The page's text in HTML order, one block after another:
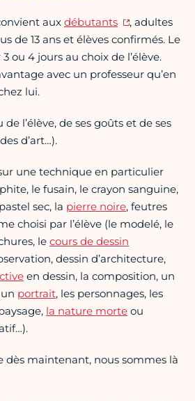
aux débutants
, adultes
de 13 ans et élèves confirmés. Le
ou 4 jours au choix de l’élève.
avec un professeur qu’en
lui.
de l’élève, de ses goûts et de ses
d’art…).
une technique en particulier
le fusain, le crayon sanguine,
sec, la pierre noire, feutres
choisi par l’élève (le modelé, le
le cours de dessin
dessin d’architecture,
en dessin, la composition, un
portrait, les personnages, les
la nature morte ou
dès maintenant, nous sommes là